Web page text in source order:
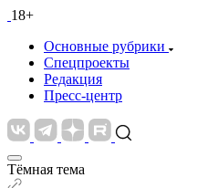
18+
Основные рубрики
Спецпроекты
Редакция
Пресс-центр
Тёмная тема